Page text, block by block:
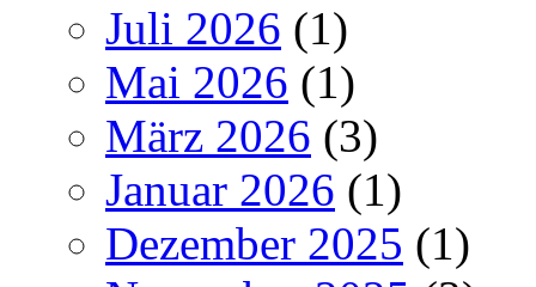
Juli 2026 (1)
Mai 2026 (1)
März 2026 (3)
Januar 2026 (1)
Dezember 2025 (1)